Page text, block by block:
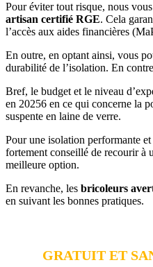
Pour éviter tout risque, nous
artisan certifié RGE. Cela
l’accès aux aides financières
En outre, en optant ainsi, vous
durabilité de l’isolation. En
Bref, le budget et le niveau
en 20256 en ce qui concerne la
suspente en laine de verre.
Pour une isolation performante
fortement conseillé de recourir à
meilleure option.
En revanche, les bricoleurs
en suivant les bonnes pratiques.
GRATUIT ET